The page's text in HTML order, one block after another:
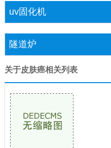
uv固化机
隧道炉
关于皮肤癌相关列表